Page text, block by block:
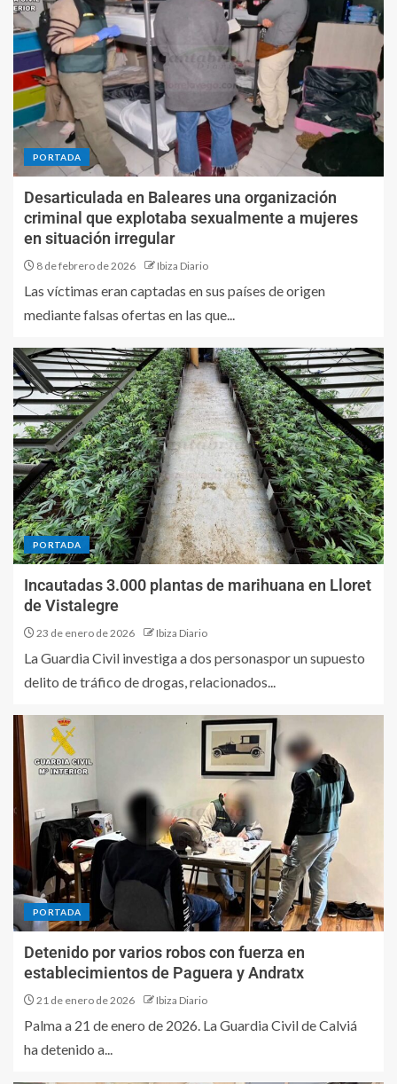
PORTADA
Desarticulada en Baleares una organización
criminal que explotaba sexualmente a mujeres
en situación irregular
8 de febrero de 2026 Ibiza Diario
Las víctimas eran captadas en sus países de origen
mediante falsas ofertas en las que...
PORTADA
Incautadas 3.000 plantas de marihuana en Lloret
de Vistalegre
23 de enero de 2026 Ibiza Diario
La Guardia Civil investiga a dos personaspor un supuesto
delito de tráfico de drogas, relacionados...
PORTADA
Detenido por varios robos con fuerza en
establecimientos de Paguera y Andratx
21 de enero de 2026 Ibiza Diario
Palma a 21 de enero de 2026. La Guardia Civil de Calviá
ha detenido a...